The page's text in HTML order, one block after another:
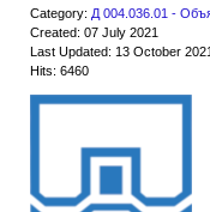
Category: Д 004.036.01 -
Created: 07 July 2021
Last Updated: 13 October 2021
Hits: 6460